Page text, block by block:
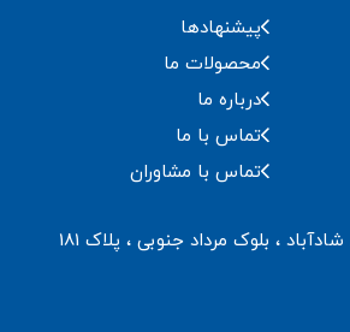
پیشنهادها
محصولات ما
درباره ما
تماس با ما
تماس با مشاوران
، بلوک مرداد جنوبی ، پلاک 181